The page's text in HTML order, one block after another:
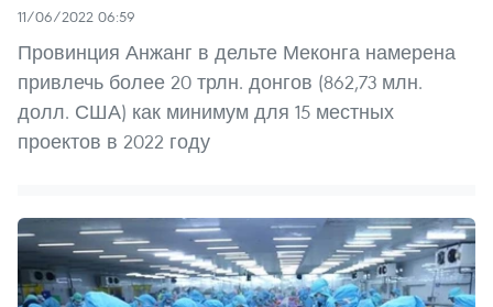
11/06/2022 06:59
Провинция Анжанг в дельте Меконга намерена
привлечь более 20 трлн. донгов (862,73 млн.
долл. США) как минимум для 15 местных
проектов в 2022 году